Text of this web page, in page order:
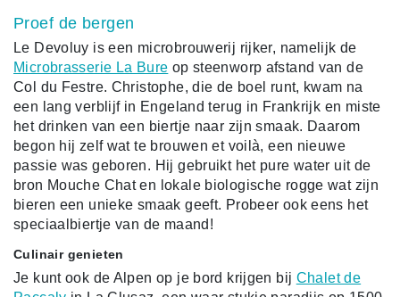
Proef de bergen
Le Devoluy is een microbrouwerij rijker, namelijk de
Microbrasserie La Bure op steenworp afstand van de
Col du Festre. Christophe, die de boel runt, kwam na
een lang verblijf in Engeland terug in Frankrijk en miste
het drinken van een biertje naar zijn smaak. Daarom
begon hij zelf wat te brouwen et voilà, een nieuwe
passie was geboren. Hij gebruikt het pure water uit de
bron Mouche Chat en lokale biologische rogge wat zijn
bieren een unieke smaak geeft. Probeer ook eens het
speciaalbiertje van de maand!
Culinair genieten
Je kunt ook de Alpen op je bord krijgen bij Chalet de